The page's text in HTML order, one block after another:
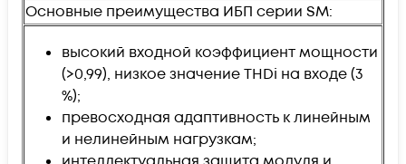
Основные преимущества ИБП серии SM:
высокий входной коэффициент мощности
(>0,99), низкое значение THDi на входе (3
%);
превосходная адаптивность к линейным
и нелинейным нагрузкам;